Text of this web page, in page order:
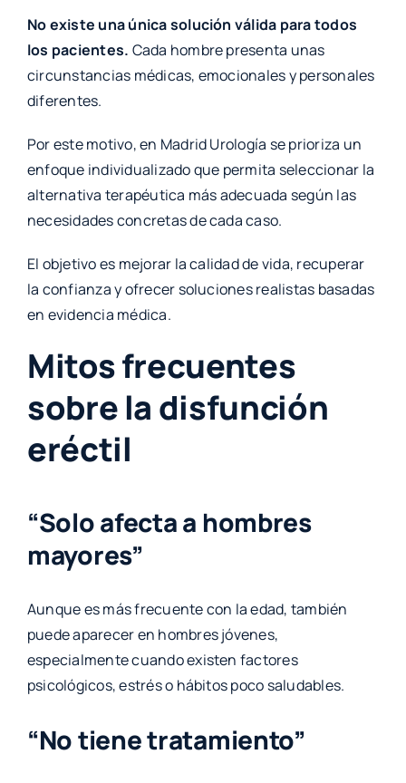
No existe una única solución válida para todos
los pacientes. Cada hombre presenta unas
circunstancias médicas, emocionales y personales
diferentes.
Por este motivo, en Madrid Urología se prioriza un
enfoque individualizado que permita seleccionar la
alternativa terapéutica más adecuada según las
necesidades concretas de cada caso.
El objetivo es mejorar la calidad de vida, recuperar
la confianza y ofrecer soluciones realistas basadas
en evidencia médica.
Mitos frecuentes
sobre la disfunción
eréctil
“Solo afecta a hombres
mayores”
Aunque es más frecuente con la edad, también
puede aparecer en hombres jóvenes,
especialmente cuando existen factores
psicológicos, estrés o hábitos poco saludables.
“No tiene tratamiento”